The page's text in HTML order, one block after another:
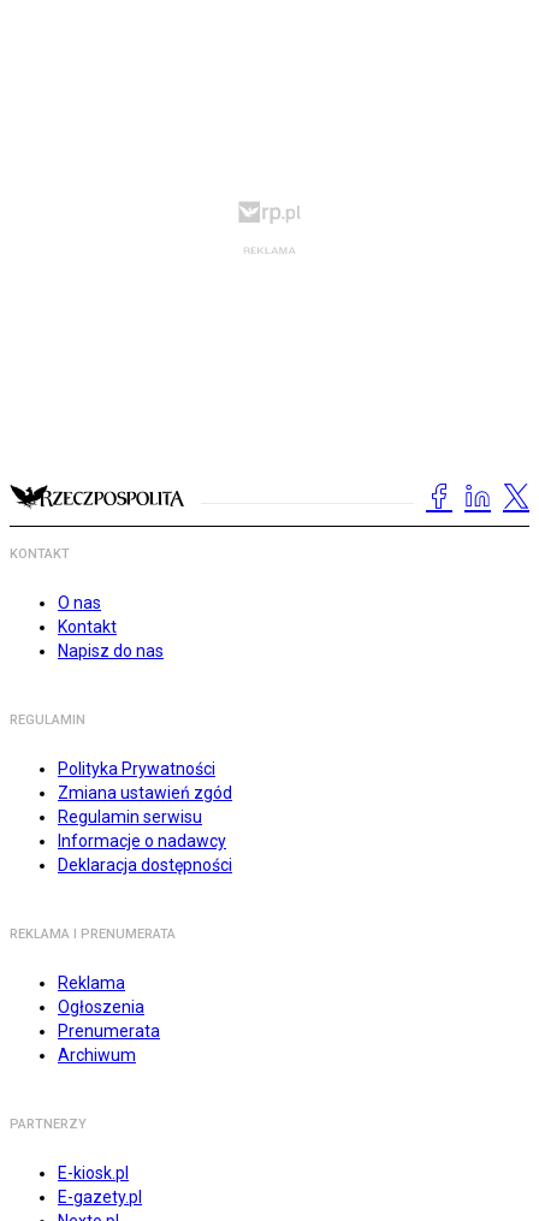
KONTAKT
O nas
Kontakt
Napisz do nas
REGULAMIN
Polityka Prywatności
Zmiana ustawień zgód
Regulamin serwisu
Informacje o nadawcy
Deklaracja dostępności
REKLAMA I PRENUMERATA
Reklama
Ogłoszenia
Prenumerata
Archiwum
PARTNERZY
E-kiosk.pl
E-gazety.pl